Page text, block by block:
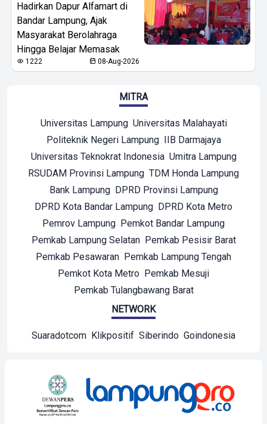
Hadirkan Dapur Alfamart di
Bandar Lampung, Ajak
Masyarakat Berolahraga
Hingga Belajar Memasak
1222 08-Aug-2026
MITRA
Universitas Lampung Universitas Malahayati
Politeknik Negeri Lampung
IIB Darmajaya
Universitas Teknokrat Indonesia Umitra Lampung
RSUDAM Provinsi Lampung TDM Honda Lampung
Bank Lampung
DPRD Provinsi Lampung
DPRD Kota Bandar Lampung DPRD Kota Metro
Pemrov Lampung Pemkot Bandar Lampung
Pemkab Lampung Selatan
Pemkab Pesisir Barat
Pemkab Pesawaran Pemkab Lampung Tengah
Pemkot Kota Metro Pemkab Mesuji
Pemkab Tulangbawang Barat
NETWORK
Suaradotcom Klikpositif Siberindo Goindonesia